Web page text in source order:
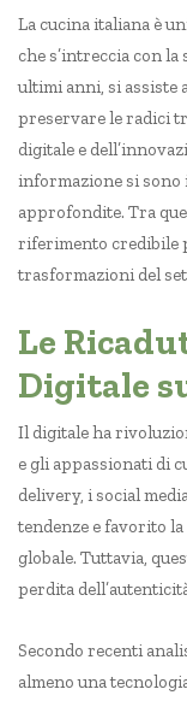
La cucina italiana è
che s’intreccia con
ultimi anni, si assiste
preservare le radici
digitale e
informazione si sono
approfondite. Tra
riferimento credibile
trasformazioni del
Le
Digitale
Il digitale ha
e gli appassionati di
delivery, i social
tendenze e favorito
globale. Tuttavia,
perdita
Secondo recenti
almeno una